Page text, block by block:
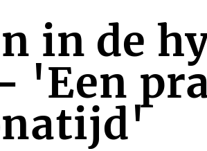
in de
'Een